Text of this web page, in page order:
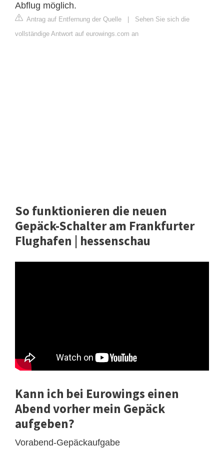
Abflug möglich.
Antrag auf Entfernung der Quelle
Sehen Sie sich die
vollständige Antwort auf eurowings.com an
So funktionieren die neuen
Gepäck-Schalter am Frankfurter
Flughafen | hessenschau
Kann ich bei Eurowings einen
Abend vorher mein Gepäck
aufgeben?
Vorabend-Gepäckaufgabe